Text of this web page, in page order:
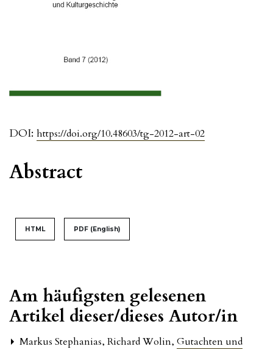
DOI: https://doi.org/10.48603/tg-2012-art-02
Abstract
HTML PDF (English)
Am häufigsten gelesenen
Artikel dieser/dieses Autor/in
Markus Stephanias, Richard Wolin, Gutachten und